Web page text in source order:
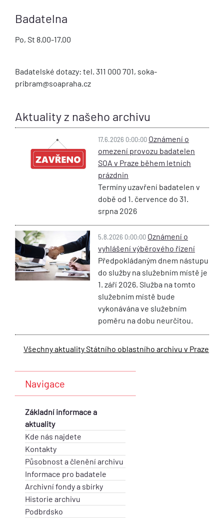
Badatelna
Po, St 8.00-17.00
Badatelské dotazy: tel. 311 000 701, soka-
pribram@soapraha.cz
Aktuality z našeho archivu
17.6.2026 0:00:00 Oznámení o
omezení provozu badatelen
SOA v Praze během letních
prázdnin
Termíny uzavření badatelen v
době od 1. července do 31.
srpna 2026
5.8.2026 0:00:00 Oznámení o
vyhlášení výběrového řízení
Předpokládaným dnem nástupu
do služby na služebním místě je
1. září 2026. Služba na tomto
služebním místě bude
vykonávána ve služebním
poměru na dobu neurčitou.
Všechny aktuality Státního oblastního archivu v Praze
Navigace
Základní informace a
aktuality
Kde nás najdete
Kontakty
Působnost a členění archivu
Informace pro badatele
Archivní fondy a sbírky
Historie archivu
Podbrdsko